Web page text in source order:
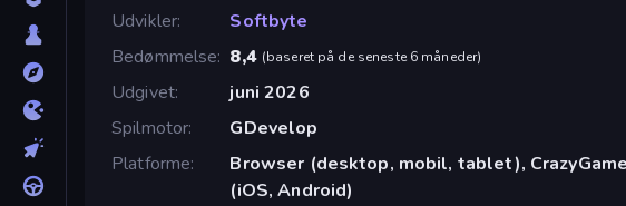
Udvikler
Softbyte
Bedømmelse 8,4 (baseret på de seneste 6 måneder)
Udgivet
juni 2026
Spilmotor
GDevelop
Platforme
Browser (desktop, mobil, tablet),
(iOS, Android)